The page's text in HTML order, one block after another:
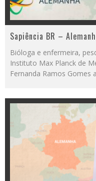
Sapiência BR –
Bióloga e enfermeira,
Instituto Max Planck de
Fernanda Ramos Gomes